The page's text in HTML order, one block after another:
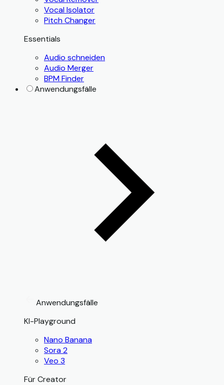
Vocal Isolator
Pitch Changer
Essentials
Audio schneiden
Audio Merger
BPM Finder
Anwendungsfälle
Anwendungsfälle
KI-Playground
Nano Banana
Sora 2
Veo 3
Für Creator